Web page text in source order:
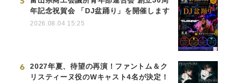
年記念祝賀会 「DJ盆踊り」を開催します
2026.08.04 15:25
6
2027年夏、待望の再演！ファントム＆ク
リスティーヌ役のWキャスト4名が決定！